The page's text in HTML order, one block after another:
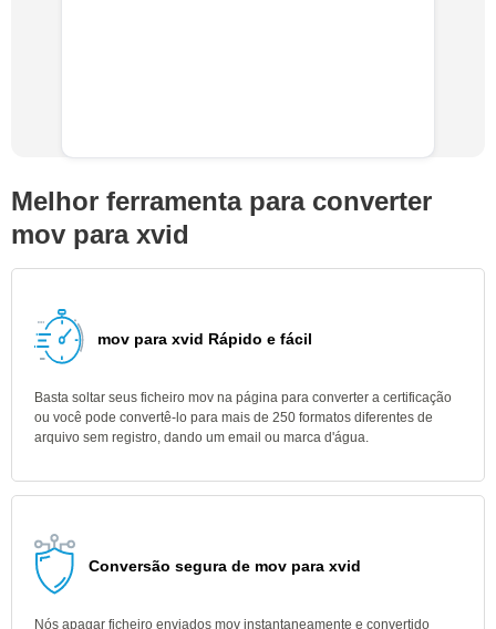
Melhor ferramenta para converter
mov para xvid
mov para xvid Rápido e fácil
Basta soltar seus ficheiro mov na página para converter a certificação
ou você pode convertê-lo para mais de 250 formatos diferentes de
arquivo sem registro, dando um email ou marca d'água.
Conversão segura de mov para xvid
Nós apagar ficheiro enviados mov instantaneamente e convertido